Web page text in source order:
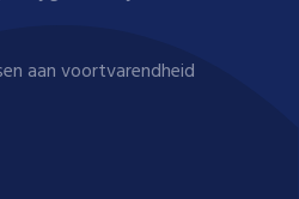
aan voortvarendheid